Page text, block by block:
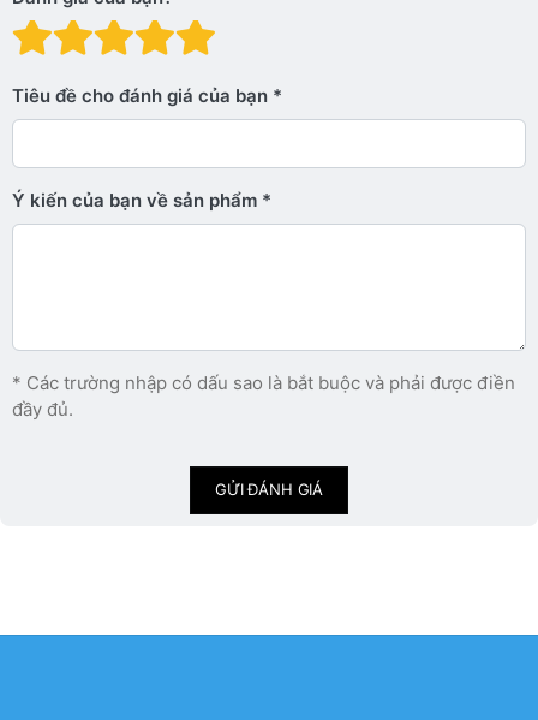
Đánh giá: 4 trên 5
Đánh giá: 3 trên 5 sao.
Đánh giá: 2 trên 5 sao.
Đánh giá: 1 trên 5 sao. Xấu
Tiêu đề cho đánh giá của bạn
Ý kiến ​​của bạn về sản phẩm
* Các trường nhập có dấu sao là bắt buộc và phải được điền
đầy đủ.
GỬI ĐÁNH GIÁ